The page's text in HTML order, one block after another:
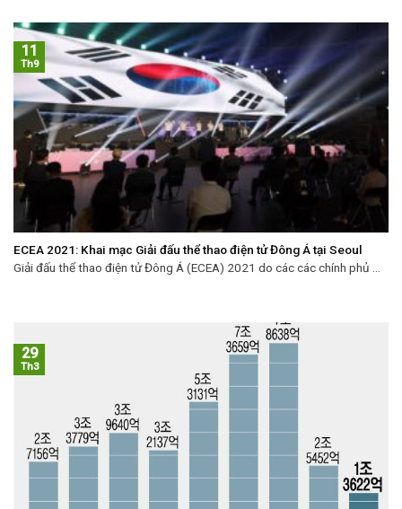
ECEA 2021: Khai mạc Giải đấu thể thao điện tử Đông Á tại Seoul
Giải đấu thể thao điện tử Đông Á (ECEA) 2021 do các các chính phủ ...
11
Th9
29
Th3